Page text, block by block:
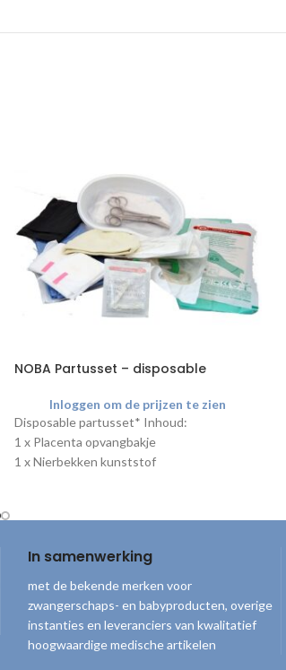
NOBA Partusset – disposable
Inloggen om de prijzen te zien
Disposable partusset* Inhoud:
1 x Placenta opvangbakje
1 x Nierbekken kunststof
1 x Afdekdoek 75 x 90 cm
2 x Navelklem, steriel
1 x Slijmzuiger baby CH10
2 x Damesverband
4 x Gaasboldepper, steriel
1 x Gaaskompres, steriel 5 x 5 cm
In samenwerking
met de bekende merken voor
zwangerschaps- en babyproducten, overige
instanties en leveranciers van kwalitatief
hoogwaardige medische artikelen